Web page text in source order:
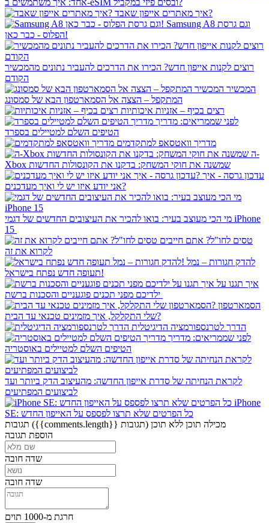
איך מאתרים אייפון שאבד?
Samsung A8 וגם גרסת
הפלוס - כבר כאן!
רוצים לקנות אייפון חדש? הכירו את הדרכים להעביר נתונים מהמכשיר
הקודם
המכשיר
המתקפל – הצצה אל הסמארטפון הבא של סמסונג
רצים בכיף – אזניות איכותיות
לפני שממריאים: מדריך
הטיפים השלם למטיילים בספרד
מדריך וואטסאפ למתקדמים
ה-
Xbox שמשנה את חוקי המשחק: בדקנו את הקונסולות החדשות
עדכון גרסה - איך
אני יודע איזו יש לי ואיך מעדכנים?
מי הכי מעוצב בעיר: בואו להכיר את העיצובים החדשים של דגמי iPhone
15
טסים לחו"ל? אתם חייבים
לקרוא את זה
להדק חגורות – נמל
תעופה חדש נפתח בישראל!
איך תגנו על
הסמארטפון
שלי התקלקל, איך מזמינים טכנאי עד הבית?
הדרך לטרנספורמציה הדיגיטלית
לפני שממריאים: מדריך
הטיפים השלם למטיילים באוסטריה
לקראת הנחיתה של סדרת אייפון החדשה: מהעיצוב הדק ביותר ועד
לביצועים המפתיעים
iPhone
SE: כל הפרטים שלא תרצו לפספס על האייפון החדש
תגובות
({{comments.length}} תגובות) מכילה תוכן ללא תוכן
הוספת תגובה
שדה חובה
שדה חובה
חרגת מ-1000 תוים